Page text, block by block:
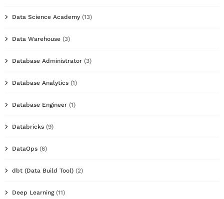
Data Science Academy (13)
Data Warehouse (3)
Database Administrator (3)
Database Analytics (1)
Database Engineer (1)
Databricks (9)
DataOps (6)
dbt (Data Build Tool) (2)
Deep Learning(11)